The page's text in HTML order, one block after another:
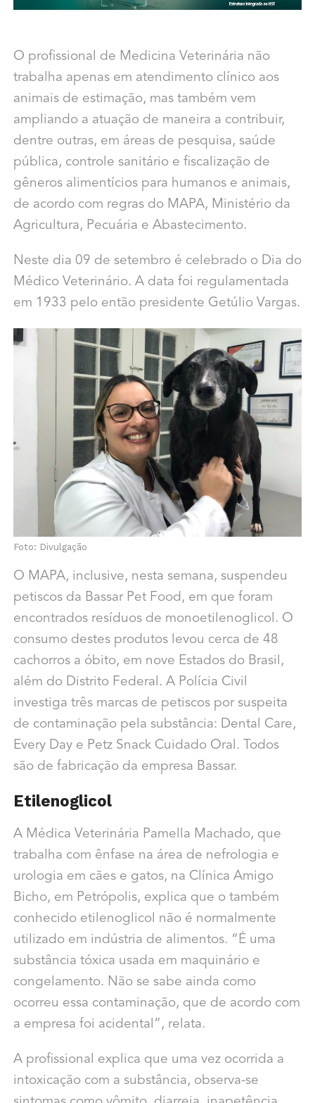
O profissional de Medicina Veterinária não
trabalha apenas em atendimento clínico aos
animais de estimação, mas também vem
ampliando a atuação de maneira a contribuir,
dentre outras, em áreas de pesquisa, saúde
pública, controle sanitário e fiscalização de
gêneros alimentícios para humanos e animais,
de acordo com regras do MAPA, Ministério da
Agricultura, Pecuária e Abastecimento.
Neste dia 09 de setembro é celebrado o Dia do
Médico Veterinário. A data foi regulamentada
em 1933 pelo então presidente Getúlio Vargas.
Foto: Divulgação
O MAPA, inclusive, nesta semana, suspendeu
petiscos da Bassar Pet Food, em que foram
encontrados resíduos de monoetilenoglicol. O
consumo destes produtos levou cerca de 48
cachorros a óbito, em nove Estados do Brasil,
além do Distrito Federal. A Polícia Civil
investiga três marcas de petiscos por suspeita
de contaminação pela substância: Dental Care,
Every Day e Petz Snack Cuidado Oral. Todos
são de fabricação da empresa Bassar.
Etilenoglicol
A Médica Veterinária Pamella Machado, que
trabalha com ênfase na área de nefrologia e
urologia em cães e gatos, na Clínica Amigo
Bicho, em Petrópolis, explica que o também
conhecido etilenoglicol não é normalmente
utilizado em indústria de alimentos. “É uma
substância tóxica usada em maquinário e
congelamento. Não se sabe ainda como
ocorreu essa contaminação, que de acordo com
a empresa foi acidental”, relata.
A profissional explica que uma vez ocorrida a
intoxicação com a substância, observa-se